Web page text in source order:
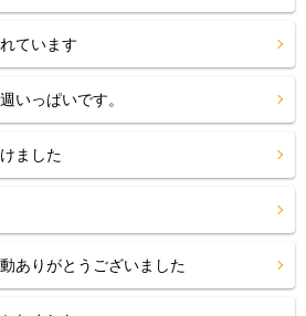
ています
いっぱいです。
ました
ありがとうございました